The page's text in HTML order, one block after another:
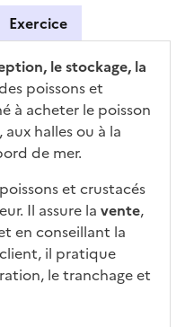
Exercice
le stockage, la
poissons et
à acheter le poisson
halles ou à la
de mer.
et crustacés
Il assure la vente,
en conseillant la
il pratique
le tranchage et